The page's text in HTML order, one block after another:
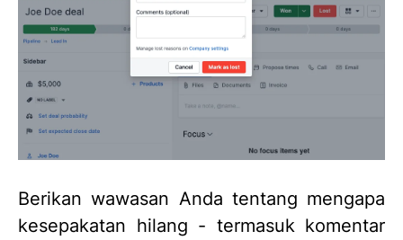
Berikan wawasan Anda tentang mengapa
kesepakatan hilang - termasuk komentar